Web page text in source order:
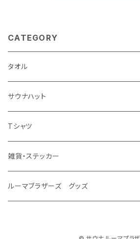
CATEGORY
タオル
サウナハット
Tシャツ
雑貨・ステッカー
ルーマブラザーズ グッズ